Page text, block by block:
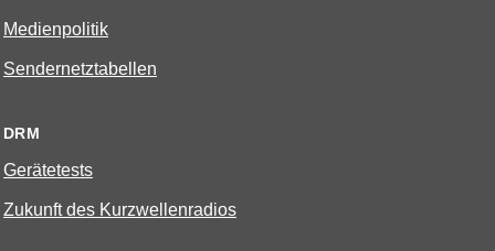
Medienpolitik
Sendernetztabellen
DRM
Gerätetests
Zukunft des Kurzwellenradios